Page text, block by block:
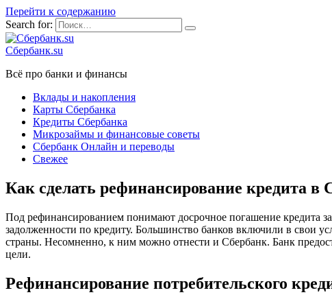
Перейти к содержанию
Search for:
Сбербанк.su
Всё про банки и финансы
Вклады и накопления
Карты Сбербанка
Кредиты Сбербанка
Микрозаймы и финансовые советы
Сбербанк Онлайн и переводы
Свежее
Как сделать рефинансирование кредита в
Под рефинансированием понимают досрочное погашение кредита
задолженности по кредиту. Большинство банков включили в свои
страны. Несомненно, к ним можно отнести и Сбербанк. Банк
цели.
Рефинансирование потребительского